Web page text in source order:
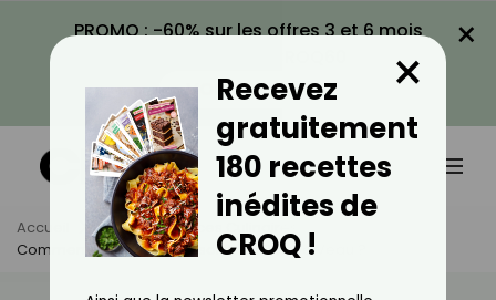
PROMO : -60% sur les offres 3 et 6 mois
VOIR LA PROMO
×
Accueil Actus
Astuces Culinaires
Comment Réussir La Cuisson D'un Rôti De Veau ?
Recevez
gratuitement
180 recettes
inédites de
CROQ !
×